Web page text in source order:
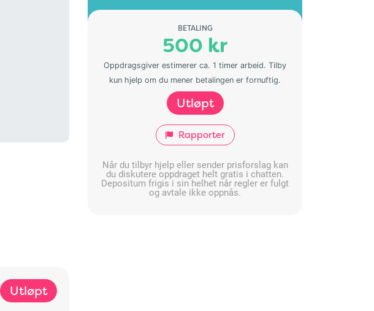
Utløpt
BETALING
500 kr
Oppdragsgiver estimerer ca. 1 timer arbeid. Tilby
kun hjelp om du mener betalingen er fornuftig.
Utløpt
Rapporter
Når du tilbyr hjelp eller sender prisforslag kan
du diskutere oppdraget helt gratis i chatten.
Depositum frigis i sin helhet når regler er fulgt
og avtale ikke oppnås.